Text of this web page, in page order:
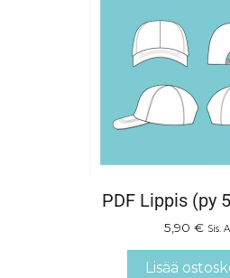
PDF Lippis (py
5,90 € Sis.
Lisää